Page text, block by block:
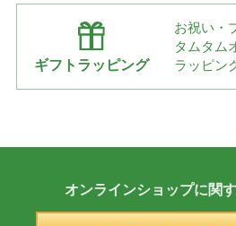
ギフトラッピング
お祝い・
タムタム
ラッピン
オンラインショップに関